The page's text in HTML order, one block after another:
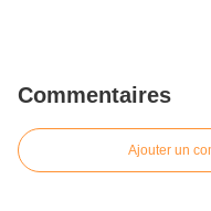
Commentaires
Ajouter un